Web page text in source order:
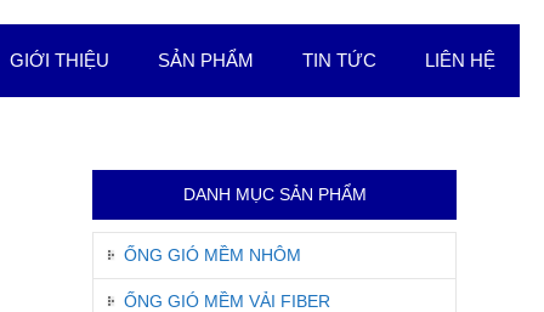
GIỚI THIỆU SẢN PHẨM TIN TỨC LIÊN HỆ
DANH MỤC SẢN PHẨM
ỐNG GIÓ MỀM NHÔM
ỐNG GIÓ MỀM VẢI FIBER